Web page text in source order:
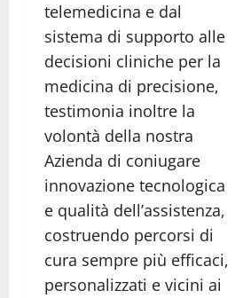
telemedicina e dal
sistema di supporto alle
decisioni cliniche per la
medicina di precisione,
testimonia inoltre la
volontà della nostra
Azienda di coniugare
innovazione tecnologica
e qualità dell’assistenza,
costruendo percorsi di
cura sempre più efficaci,
personalizzati e vicini ai